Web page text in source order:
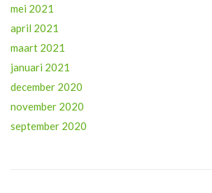
mei 2021
april 2021
maart 2021
januari 2021
december 2020
november 2020
september 2020